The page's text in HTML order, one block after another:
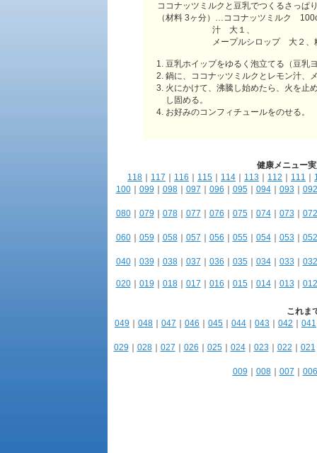
ココナッツミルクと豆乳でつくるさっぱ
（材料 3ヶ分）…ココナッツミルク
汁 大１、
メープルシロップ 大２
豆乳ホイップをゆるく泡立てる（豆乳
鍋に、ココナッツミルクとレモン汁、
火にかけて、沸騰し始めたら、火を止
し固める。
お好みのコンフィチュールをのせる。
健康メニュー
118
117 116 115 114 113 112 111
100｜ 099 098｜ 097 096 095｜ 094｜ 093 092
080｜ 079 078｜ 077 076 075｜ 074｜ 073 072
060｜ 059 058｜ 057 056 055｜ 054｜ 053 052
040｜ 039 038｜ 037 036 035｜ 034｜ 033 032
020｜ 019 018｜ 017 016 015｜ 014｜ 013 012
これま
049
048 047 046 045 044 043 042 041
029 028｜ 027 026 025｜ 024｜ 023 022 021
009 008｜ 007 006